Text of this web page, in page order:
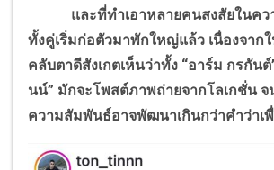
และที่ทำเอาหลายคนสงสัยในคว
ทั้งคู่เริ่มก่อตัวมาพักใหญ่แล้ว เนื่องจาก
คลับตาดีสังเกตเห็นว่าทั้ง “อาร์ม กรกัน
นน์” มักจะโพสต์ภาพถ่ายจากโลเกชั่น จ
ความสัมพันธ์อาจพัฒนาเกินกว่าคำว่าเ